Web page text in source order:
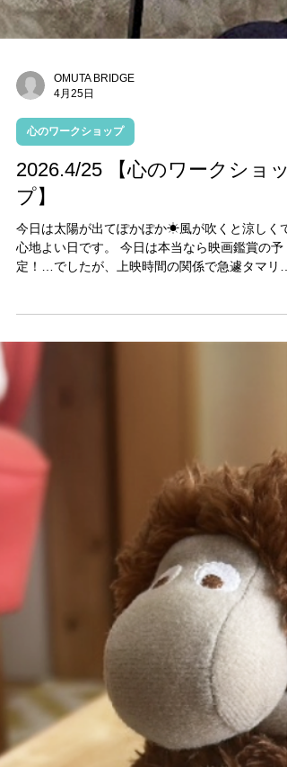
4月25日
心のワークショップ
2026.4/25 【心のワークショッ
プ】